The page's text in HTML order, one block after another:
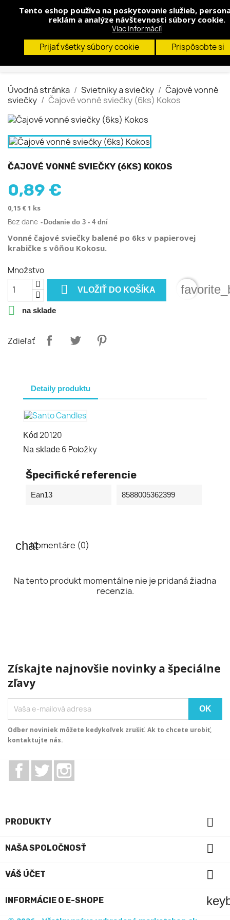
Tento eshop používa na poskytovanie služieb,
reklám a analýze návštevnosti súbory cookie.
Viac informácií
Prijať všetky súbory cookie Prispôsobte si
(0)

search
Úvodná stránka Svietniky a sviečky
Čajové vonné
sviečky
Čajové vonné sviečky (6ks) Kokos
ČAJOVÉ VONNÉ SVIEČKY (6KS) KOKOS
0,89 €
0,15 € 1 ks
Bez dane
Dodanie do 3 - 4 dní
Vonné čajové sviečky balené po 6ks v papierovej
krabičke s vôňou Kokosu.
Množstvo
 VLOŽIŤ DO KOŠÍKA

na sklade
Zdieľať
Detaily produktu
Kód 20120
Na sklade 6 Položky
Špecifické referencie
Ean13 8588005362399
Komentáre (0)
Na tento produkt momentálne nie je pridaná žiadna
recenzia.
Získajte najnovšie novinky a špeciálne
zľavy
Odber noviniek môžete kedykoľvek zrušiť. Ak to chcete urobiť,
kontaktujte nás.
Facebook
Twitter
PRODUKTY 
NAŠA SPOLOČNOSŤ 
VÁŠ ÚČET 
INFORMÁCIE O E-SHOPE